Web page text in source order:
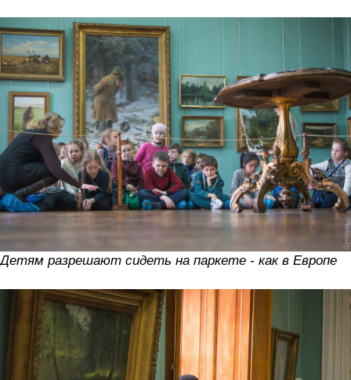
Детям разрешают сидеть на паркете - как в Европе